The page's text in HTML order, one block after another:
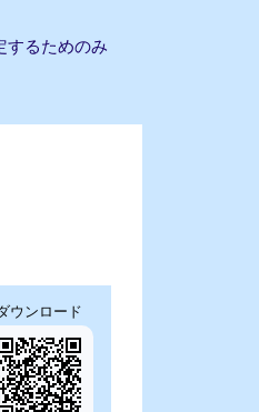
するためのみ
ウンロード